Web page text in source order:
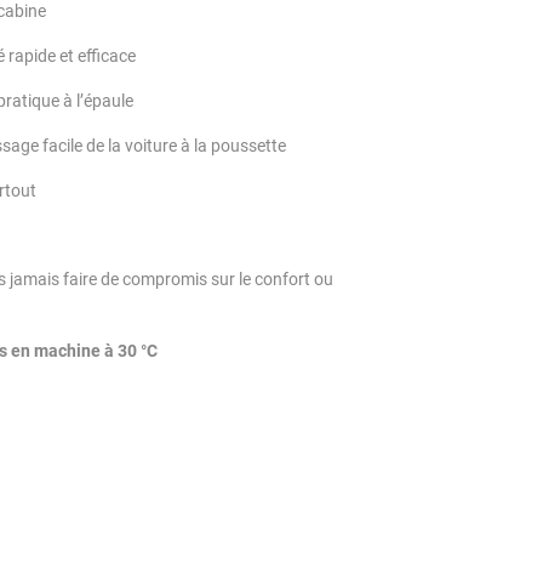
rapide et efficace
à l’épaule
facile de la voiture à la poussette
jamais faire de compromis sur le confort ou
en machine à 30 °C